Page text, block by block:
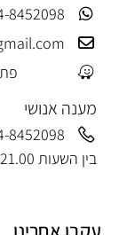
8452098
פתח
מענה אנושי
8452098
בין השעות 10:00-21.00